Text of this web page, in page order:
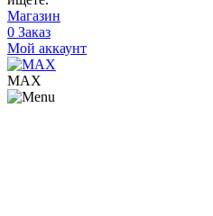
Магазин
0 Заказ
Мой аккаунт
МАХ